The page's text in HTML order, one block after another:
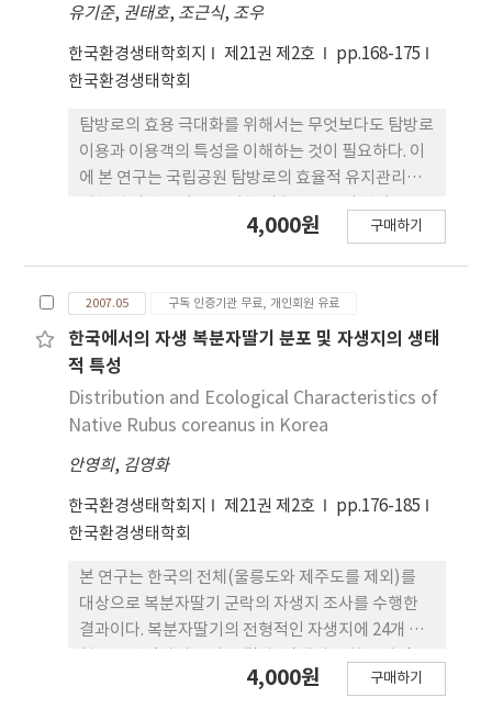
을 차지하었다.
유기준, 권태호, 조근식, 조우
한국환경생태학회지 제21권 제2호
pp.168-175
한국환경생태학회
탐방로의 효용 극대화를 위해서는 무엇보다도 탐방로
이용과 이용객의 특성을 이해하는 것이 필요하다. 이
에 본 연구는 국립공원 탐방로의 효율적 유지관리를
립공원 어리목 탐방로를 이용한 탐방객을 대상으로
귀가하는 탐방객 138명을 대상으로 응답자 직접기 입
방식을 적용하여 설문조사를 실시하였다. 연구결과,
어리목에 설치된 7개의 보행 시설의 양적 질적 상태에
대한 응답은 대체적으로 보통 이상의 응답을 보여 시
설 상태가 양호한 것으로 인식하고 있었다. 각 보행시
는 목재데크 시설과 목재지주의 PP로프난간 시설과
같은 친자연적 소재를 사용한 시설물들이 긍정적으로
평가되었다. 반면에 철재와 같은 인공적 시설의 자연
환경 지역에의 도입은 주변경관과의 조화를 저해하고
있는 것으로 인식하고 있어 향후 기존 철제 시설물에
대한 친자연적 소재로의 대체가 필요하다.
4,000원 구매하기
2007.05 구독 인증기관 무료, 개인회원 유료
한국에서의 자생 복분자딸기 분포 및 자생지의 생태
적 특성
Distribution and Ecological Characteristics of
Native Rubus coreanus in Korea
안영희, 김영화
한국환경생태학회지 제21권 제2호
pp.176-185
한국환경생태학회
본 연구는 한국의 전체(울릉도와 제주도를 제외)를
대상으로 복분자딸기 군락의 자생지 조사를 수행한
결과이다. 복분자딸기의 전형적인 자생지에 24개 방
방지, 2차 천이지, 사면 훼손지, 엄정 보호지 및 가혹
4,000원 구매하기